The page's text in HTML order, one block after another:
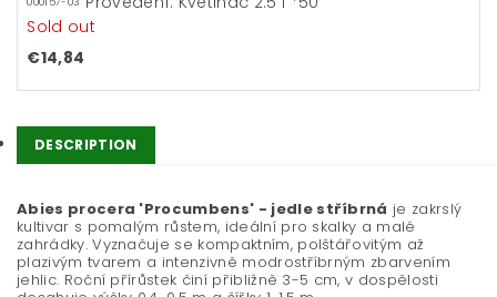
Sold out
€14,84
DESCRIPTION
Abies procera 'Procumbens' - jedle stříbrná je zakrslý
kultivar s pomalým růstem, ideální pro skalky a malé
zahrádky. Vyznačuje se kompaktním, polštářovitým až
plazivým tvarem a intenzivně modrostříbrným zbarvením
jehlic. Roční přírůstek činí přibližně 3-5 cm, v dospělosti